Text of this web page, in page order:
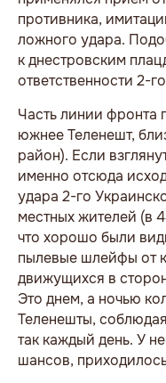
противника,
ложного удара.
к днестровским
ответственности 2-
Часть линии фронта
южнее Теленешт,
район). Если
именно отсюда
удара 2-го
местных жителей (в
что хорошо были
пылевые шлейфы от
движущихся в
Это днем, а ночью
Теленешты,
так каждый день. У
шансов,